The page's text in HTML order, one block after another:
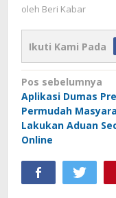
oleh Beri Kabar
Ikuti Kami Pada
Navigasi
pos
Pos sebelumnya
Aplikasi Dumas
Permudah
Lakukan Aduan
Online